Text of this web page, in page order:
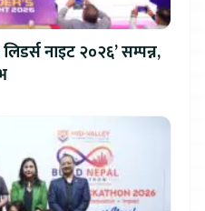
नाइट २०२६’ सम्पन्न,